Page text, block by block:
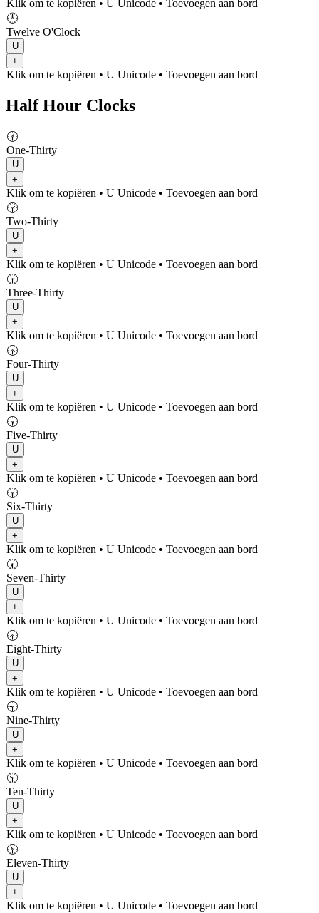
Klik om te kopiëren • U Unicode • Toevoegen aan bord
🕛
Twelve O'Clock
U
+
Klik om te kopiëren • U Unicode • Toevoegen aan bord
Half Hour Clocks
🕜
One-Thirty
U
+
Klik om te kopiëren • U Unicode • Toevoegen aan bord
🕝
Two-Thirty
U
+
Klik om te kopiëren • U Unicode • Toevoegen aan bord
🕞
Three-Thirty
U
+
Klik om te kopiëren • U Unicode • Toevoegen aan bord
🕟
Four-Thirty
U
+
Klik om te kopiëren • U Unicode • Toevoegen aan bord
🕠
Five-Thirty
U
+
Klik om te kopiëren • U Unicode • Toevoegen aan bord
🕡
Six-Thirty
U
+
Klik om te kopiëren • U Unicode • Toevoegen aan bord
🕢
Seven-Thirty
U
+
Klik om te kopiëren • U Unicode • Toevoegen aan bord
🕣
Eight-Thirty
U
+
Klik om te kopiëren • U Unicode • Toevoegen aan bord
🕤
Nine-Thirty
U
+
Klik om te kopiëren • U Unicode • Toevoegen aan bord
🕥
Ten-Thirty
U
+
Klik om te kopiëren • U Unicode • Toevoegen aan bord
🕦
Eleven-Thirty
U
+
Klik om te kopiëren • U Unicode • Toevoegen aan bord